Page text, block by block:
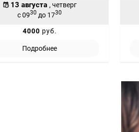
13 августа , четверг
с 0930 до 1730
4000 руб.
Подробнее